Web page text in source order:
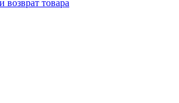
возврат товара